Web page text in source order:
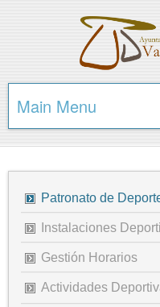
Main Menu
Patronato de
Instalaciones
Gestión Horarios
Actividades